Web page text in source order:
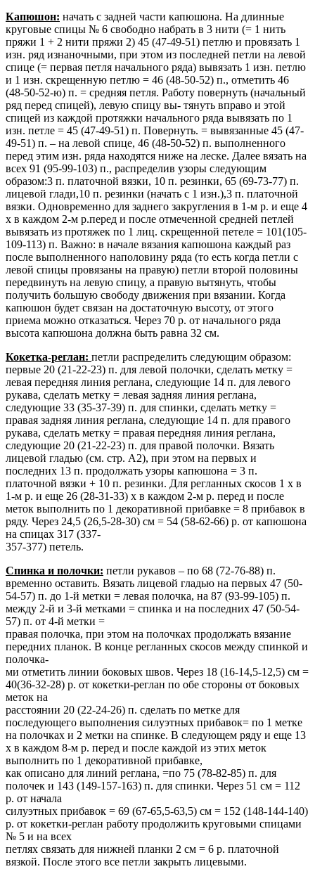
Капюшон: начать с задней части капюшона. На длинные
круговые спицы № 6 свободно набрать в 3 нити (= 1 нить
пряжи 1 + 2 нити пряжи 2) 45 (47-49-51) петлю и провязать 1
изн. ряд изнаночными, при этом из последней петли на левой
спице (= первая петля начального ряда) вывязать 1 изн. петлю
и 1 изн. скрещенную петлю = 46 (48-50-52) п., отметить 46
(48-50-52-ю) п. = средняя петля. Работу повернуть (начальный
ряд перед спицей), левую спицу вы- тянуть вправо и этой
спицей из каждой протяжки начального ряда вывязать по 1
изн. петле = 45 (47-49-51) п. Повернуть. = вывязанные 45 (47-
49-51) п. – на левой спице, 46 (48-50-52) п. выполненного
перед этим изн. ряда находятся ниже на леске. Далее вязать на
всех 91 (95-99-103) п., распределив узоры следующим
образом:3 п. платочной вязки, 10 п. резинки, 65 (69-73-77) п.
лицевой глади,10 п. резинки (начать с 1 изн.),3 п. платочной
вязки. Одновременно для заднего закругления в 1-м р. и еще 4
х в каждом 2-м р.перед и после отмеченной средней петлей
вывязать из протяжек по 1 лиц. скрещенной петеле = 101(105-
109-113) п. Важно: в начале вязания капюшона каждый раз
после выполненного наполовину ряда (то есть когда петли с
левой спицы провязаны на правую) петли второй половины
передвинуть на левую спицу, а правую вытянуть, чтобы
получить большую свободу движения при вязании. Когда
капюшон будет связан на достаточную высоту, от этого
приема можно отказаться. Через 70 р. от начального ряда
высота капюшона должна быть равна 32 cм.
Кокетка-реглан: петли распределить следующим образом:
первые 20 (21-22-23) п. для левой полочки, сделать метку =
левая передняя линия реглана, следующие 14 п. для левого
рукава, сделать метку = левая задняя линия реглана,
следующие 33 (35-37-39) п. для спинки, сделать метку =
правая задняя линия реглана, следующие 14 п. для правого
рукава, сделать метку = правая передняя линия реглана,
следующие 20 (21-22-23) п. для правой полочки. Вязать
лицевой гладью (см. стр. A2), при этом на первых и
последних 13 п. продолжать узоры капюшона = 3 п.
платочной вязки + 10 п. резинки. Для регланных скосов 1 х в
1-м р. и еще 26 (28-31-33) х в каждом 2-м р. перед и после
меток выполнить по 1 декоративной прибавке = 8 прибавок в
ряду. Через 24,5 (26,5-28-30) cм = 54 (58-62-66) р. от капюшона
на спицах 317 (337-
357-377) петель.
Спинка и полочки: петли рукавов – по 68 (72-76-88) п.
временно оставить. Вязать лицевой гладью на первых 47 (50-
54-57) п. до 1-й метки = левая полочка, на 87 (93-99-105) п.
между 2-й и 3-й метками = спинка и на последних 47 (50-54-
57) п. от 4-й метки =
правая полочка, при этом на полочках продолжать вязание
передних планок. В конце регланных скосов между спинкой и
полочка-
ми отметить линии боковых швов. Через 18 (16-14,5-12,5) cм =
40(36-32-28) р. от кокетки-реглан по обе стороны от боковых
меток на
расстоянии 20 (22-24-26) п. сделать по метке для
последующего выполнения силуэтных прибавок= по 1 метке
на полочках и 2 метки на спинке. В следующем ряду и еще 13
х в каждом 8-м р. перед и после каждой из этих меток
выполнить по 1 декоративной прибавке,
как описано для линий реглана, =по 75 (78-82-85) п. для
полочек и 143 (149-157-163) п. для спинки. Через 51 cм = 112
р. от начала
силуэтных прибавок = 69 (67-65,5-63,5) cм = 152 (148-144-140)
р. от кокетки-реглан работу продолжить круговыми спицами
№ 5 и на всех
петлях связать для нижней планки 2 cм = 6 р. платочной
вязкой. После этого все петли закрыть лицевыми.